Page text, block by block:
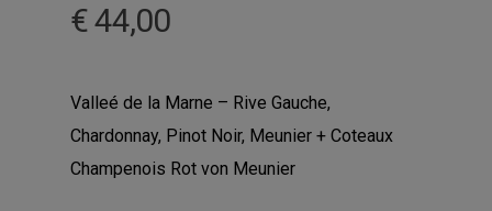
€44,00
Valleé de la Marne – Rive Gauche,
Chardonnay, Pinot Noir, Meunier + Coteaux
Champenois Rot von Meunier